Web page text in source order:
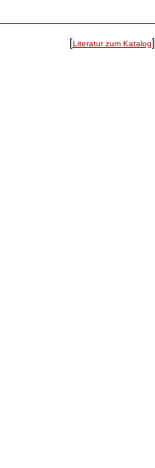
[Literatur zum Katalog